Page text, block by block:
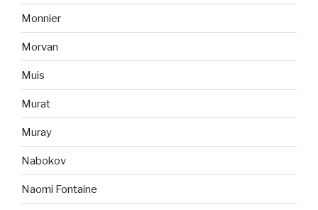
Monnier
Morvan
Muis
Murat
Muray
Nabokov
Naomi Fontaine